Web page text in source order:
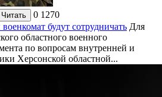
Читать 0 1270
будут сотрудничать Для
областного военного
по вопросам внутренней и
Херсонской областной...